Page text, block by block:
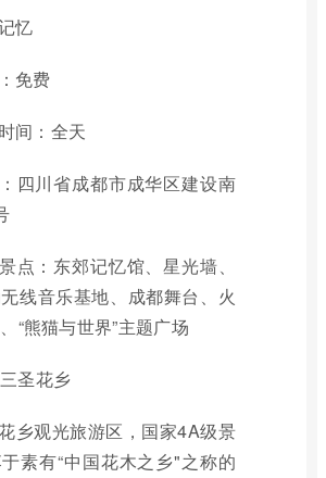
忆
免费
间：全天
四川省成都市成华区建设南
点：东郊记忆馆、星光墙、
线音乐基地、成都舞台、火
“熊猫与世界”主题广场
圣花乡
乡观光旅游区，国家4A级景
素有“中国花木之乡"之称的